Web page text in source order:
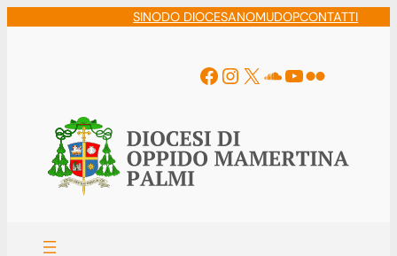
SINODO DIOCESANOMUDOPCONTATTI
Facebook
Instagram
X Soundcloud
YouTube
Flickr